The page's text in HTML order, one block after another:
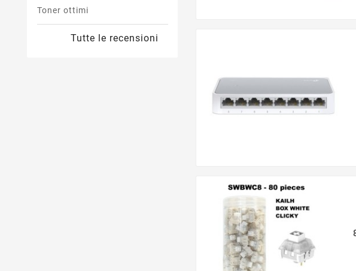
Toner ottimi
Tutte le recensioni